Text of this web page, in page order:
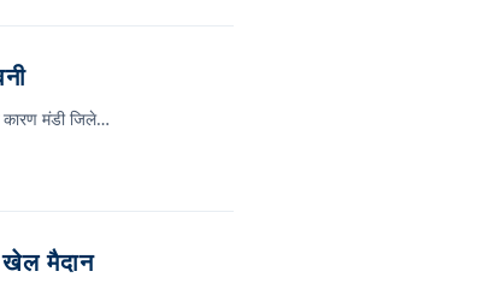
कारण मंडी जिले…
मैदान